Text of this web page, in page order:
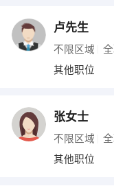
卢先生
不限区域
其他职位
张女士
不限区域
其他职位